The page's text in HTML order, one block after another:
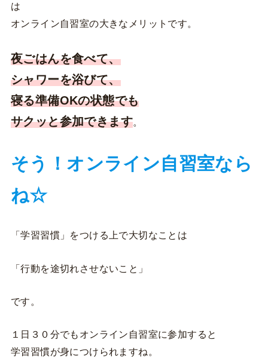
は
オンライン自習室の大きなメリットです。
夜ごはんを食べて、
シャワーを浴びて、
寝る準備OKの状態でも
サクッと参加できます。
そう！オンライン自習室なら
ね☆
「学習習慣」をつける上で大切なことは
「行動を途切れさせないこと」
です。
１日３０分でもオンライン自習室に参加すると
学習習慣が身につけられますね。